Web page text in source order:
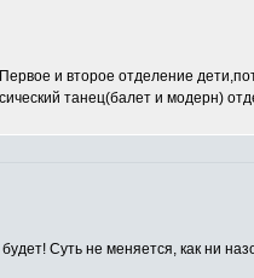
и второе отделение
танец(балет и модерн)
Суть не меняется, как ни